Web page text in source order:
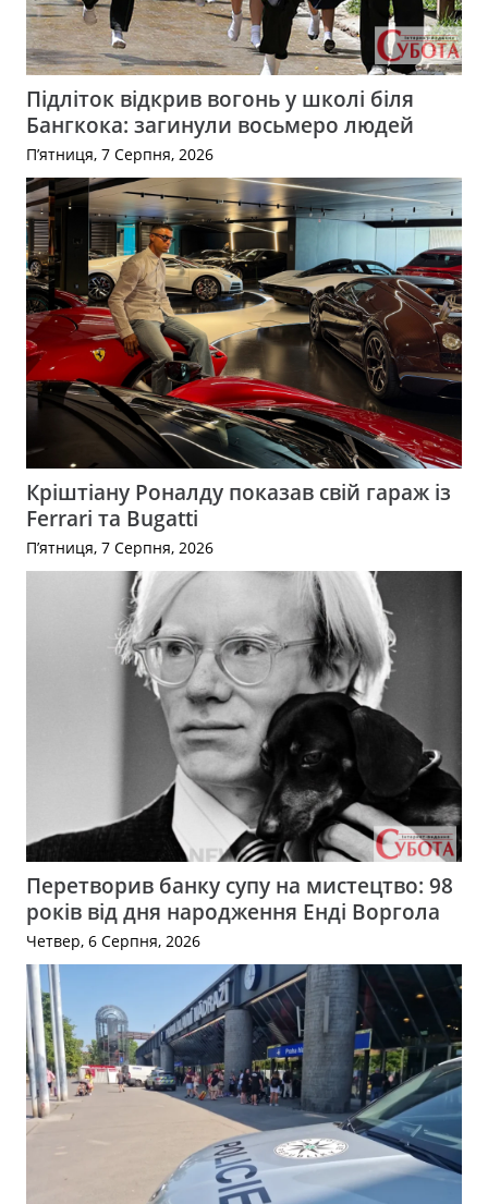
Підліток відкрив вогонь у школі біля
Бангкока: загинули восьмеро людей
П’ятниця, 7 Серпня, 2026
Кріштіану Роналду показав свій гараж із
Ferrari та Bugatti
П’ятниця, 7 Серпня, 2026
Перетворив банку супу на мистецтво: 98
років від дня народження Енді Воргола
Четвер, 6 Серпня, 2026